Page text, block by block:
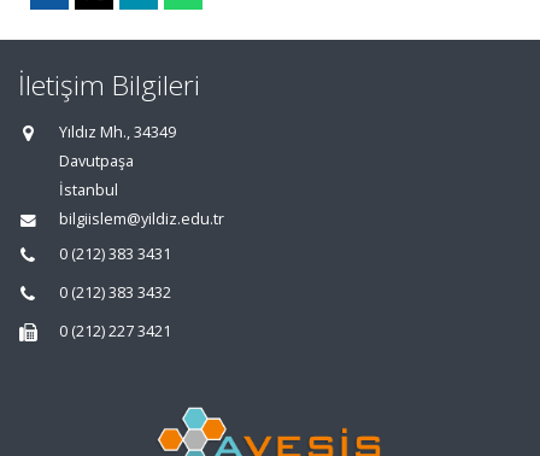
İletişim Bilgileri
Yıldız Mh., 34349
Davutpaşa
İstanbul
bilgiislem@yildiz.edu.tr
0 (212) 383 3431
0 (212) 383 3432
0 (212) 227 3421